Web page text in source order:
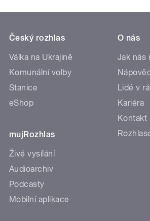
Český rozhlas
Válka na Ukrajině
Komunální volby
Stanice
eShop
mujRozhlas
Živé vysílání
Audioarchiv
Podcasty
Mobilní aplikace
O nás
Jak nás
Lidé v
Kariéra
Kontakt